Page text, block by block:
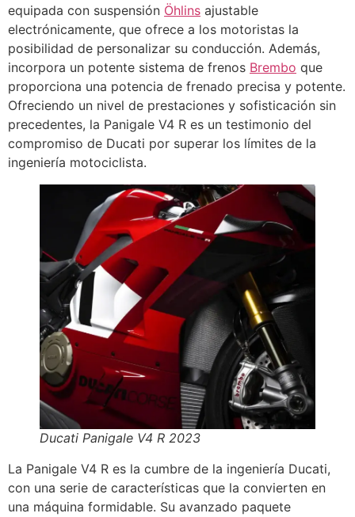
equipada con suspensión Öhlins ajustable
electrónicamente, que ofrece a los motoristas la
posibilidad de personalizar su conducción. Además,
incorpora un potente sistema de frenos Brembo que
proporciona una potencia de frenado precisa y potente.
Ofreciendo un nivel de prestaciones y sofisticación sin
precedentes, la Panigale V4 R es un testimonio del
compromiso de Ducati por superar los límites de la
ingeniería motociclista.
Ducati Panigale V4 R 2023
La Panigale V4 R es la cumbre de la ingeniería Ducati,
con una serie de características que la convierten en
una máquina formidable. Su avanzado paquete